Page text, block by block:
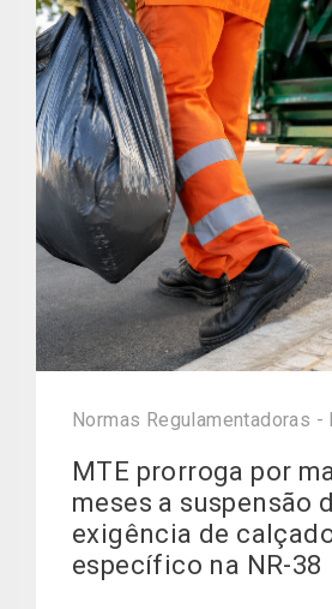
Normas Regulamentadoras -
MTE prorroga por
meses a suspensão
exigência de
específico na NR-38